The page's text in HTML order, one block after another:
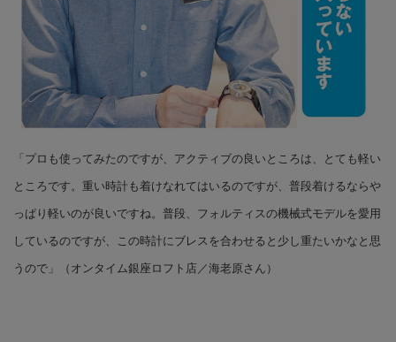
「プロも使ってみたのですが、アクティブの良いところは、とても軽い
ところです。重い時計も着けなれてはいるのですが、普段着けるならや
っぱり軽いのが良いですね。普段、フォルティスの機械式モデルを愛用
しているのですが、この時計にブレスを合わせると少し重たいかなと思
うので」（オンタイム銀座ロフト店／海老原さん）